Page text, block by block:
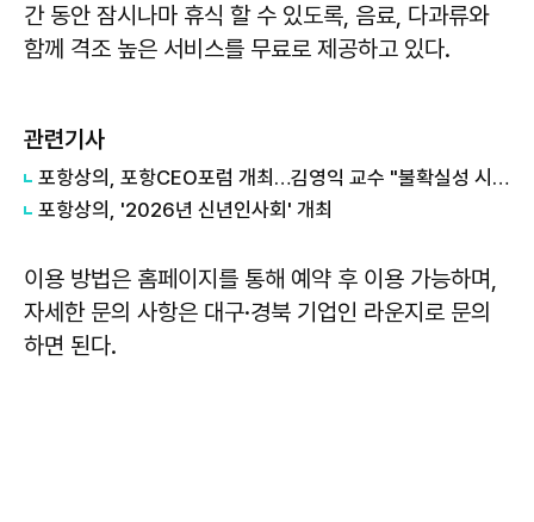
간 동안 잠시나마 휴식 할 수 있도록, 음료, 다과류와
함께 격조 높은 서비스를 무료로 제공하고 있다.
관련기사
포항상의, 포항CEO포럼 개최…김영익 교수 "불확실성 시대 선제 대응이 경쟁력"
포항상의, '2026년 신년인사회' 개최
이용 방법은 홈페이지를 통해 예약 후 이용 가능하며,
자세한 문의 사항은 대구·경북 기업인 라운지로 문의
하면 된다.